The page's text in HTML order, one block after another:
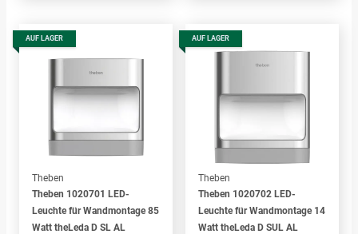
AUF LAGER
Theben
Theben 1020701 LED-
Leuchte für Wandmontage 85
Watt theLeda D SL AL
AUF LAGER
Theben
Theben 1020702 LED-
Leuchte für Wandmontage 14
Watt theLeda D SUL AL